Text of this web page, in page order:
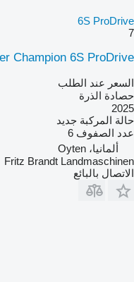
6S ProDrive
7
Champion 6S ProDrive
السعر عند الطلب
حصادة الذرة
2025
حالة المركبة جديد
عدد الصفوف 6
ألمانيا، Oyten
Fritz Brandt Landmaschinen
الاتصال بالبائع